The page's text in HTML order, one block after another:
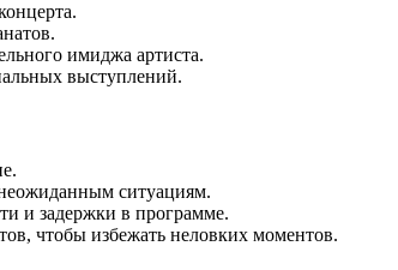
имиджа артиста.
выступлений.
ситуациям.
и задержки в программе.
чтобы избежать неловких моментов.